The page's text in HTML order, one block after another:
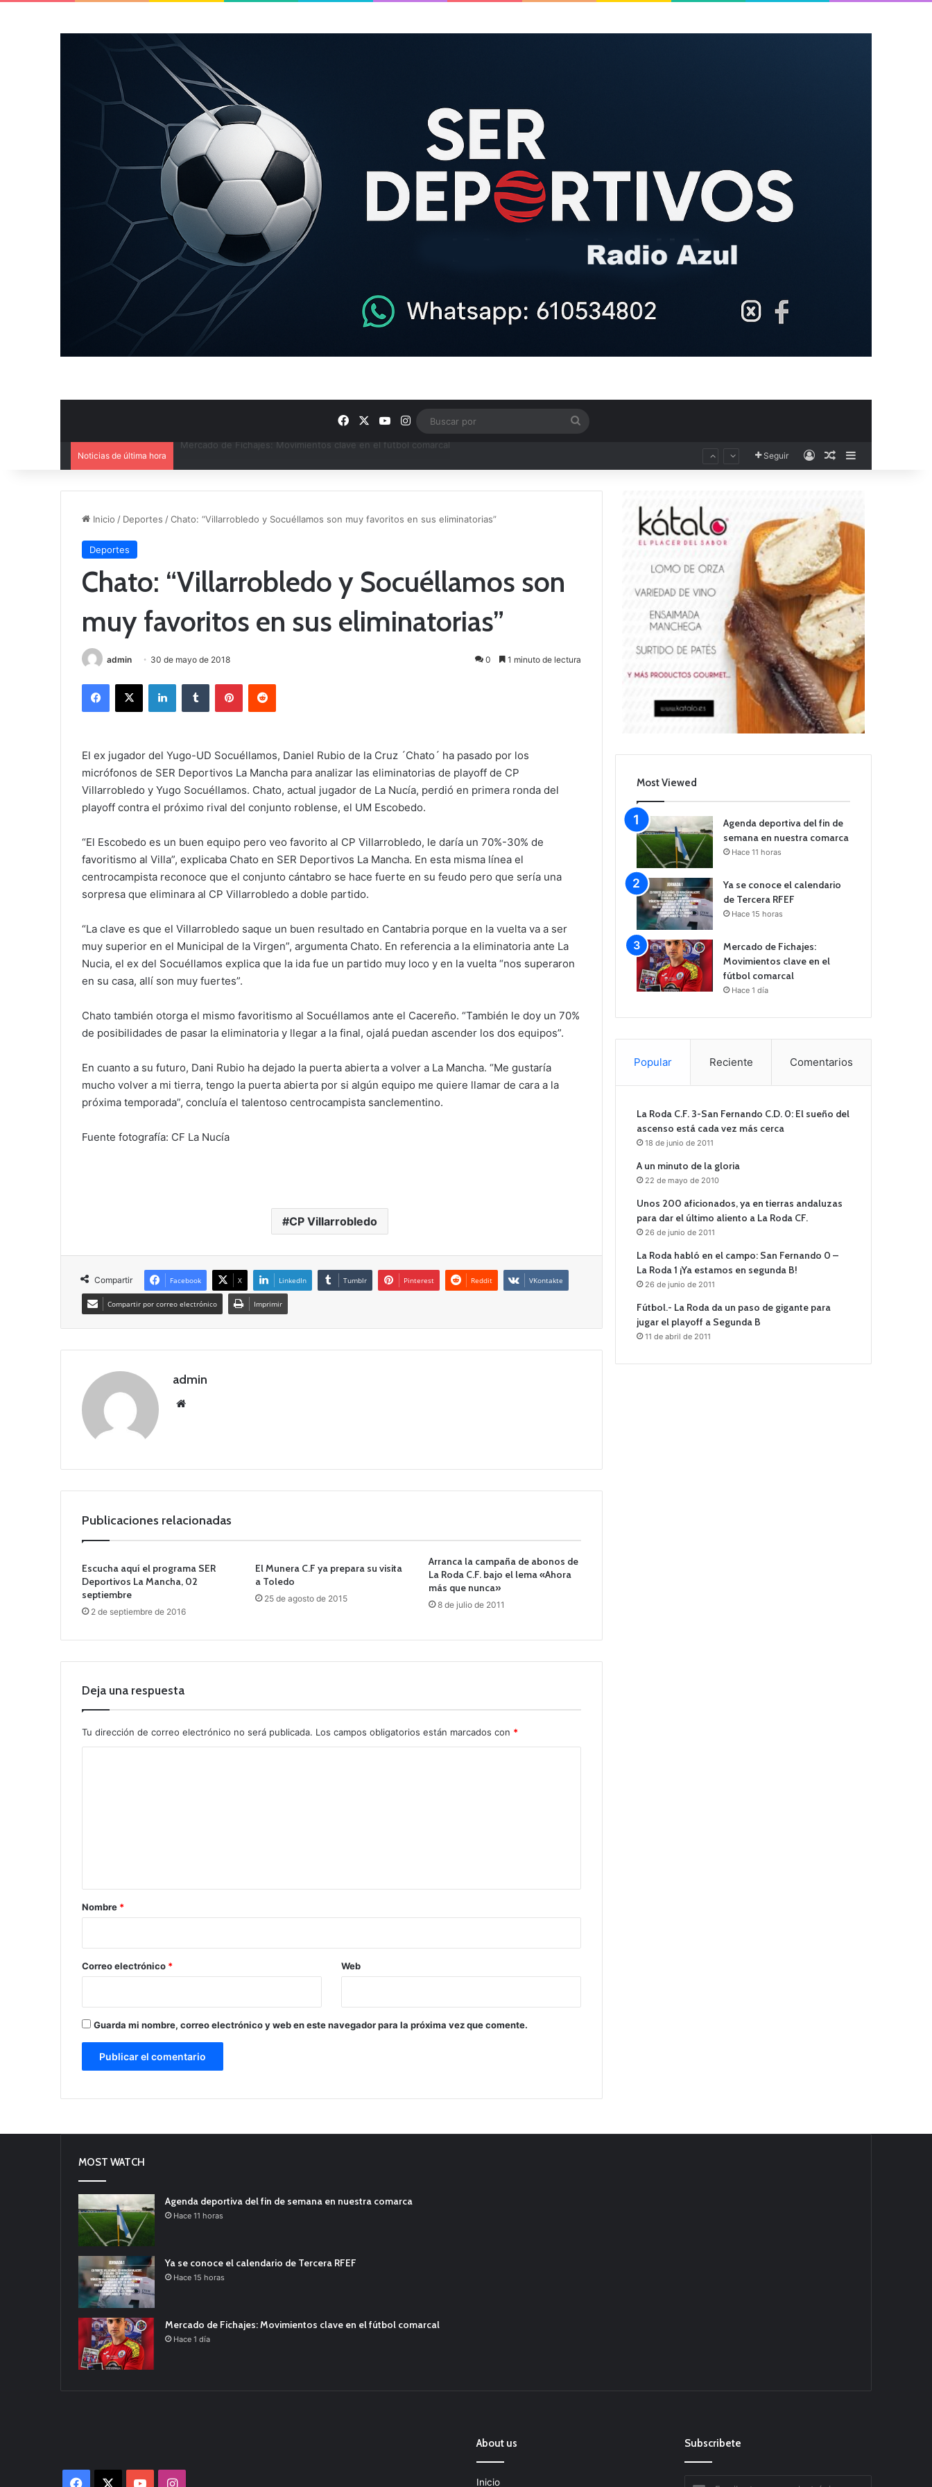
FacebookYouTube
Instagram
Noticias de última hora Seguir AccesoPublicación al
Inicio / Deportes /Chato: “Villarrobledo y Socuéllamos son muy favoritos en sus eliminatorias”
Deportes
Chato: “Villarrobledo y Socuéllamos son
muy favoritos en sus eliminatorias”
admin 30 de mayo de 2018 0 1 minuto de lectura
El ex jugador del Yugo-UD Socuéllamos, Daniel Rubio de la Cruz ´Chato´ ha pasado por los
micrófonos de SER Deportivos La Mancha para analizar las eliminatorias de playoff de CP
Villarrobledo y Yugo Socuéllamos. Chato, actual jugador de La Nucía, perdió en primera ronda del
playoff contra el próximo rival del conjunto roblense, el UM Escobedo.
“El Escobedo es un buen equipo pero veo favorito al CP Villarrobledo, le daría un 70%-30% de
favoritismo al Villa”, explicaba Chato en SER Deportivos La Mancha. En esta misma línea el
centrocampista reconoce que el conjunto cántabro se hace fuerte en su feudo pero que sería una
sorpresa que eliminara al CP Villarrobledo a doble partido.
“La clave es que el Villarrobledo saque un buen resultado en Cantabria porque en la vuelta va a ser
muy superior en el Municipal de la Virgen”, argumenta Chato. En referencia a la eliminatoria ante La
Nucia, el ex del Socuéllamos explica que la ida fue un partido muy loco y en la vuelta “nos superaron
en su casa, allí son muy fuertes”.
Chato también otorga el mismo favoritismo al Socuéllamos ante el Cacereño. “También le doy un 70%
de posibilidades de pasar la eliminatoria y llegar a la final, ojalá puedan ascender los dos equipos”.
En cuanto a su futuro, Dani Rubio ha dejado la puerta abierta a volver a La Mancha. “Me gustaría
mucho volver a mi tierra, tengo la puerta abierta por si algún equipo me quiere llamar de cara a la
próxima temporada”, concluía el talentoso centrocampista sanclementino.
Fuente fotografía: CF La Nucía
CP Villarrobledo
Compartir Facebook X LinkedIn Tumblr Pinterest Reddit VKontakte
Compartir por correo electrónico Imprimir
admin
Publicaciones relacionadas
Escucha aquí el programa SER
Deportivos La Mancha, 02
septiembre
2 de septiembre de 2016
El Munera C.F ya prepara su visita
a Toledo
25 de agosto de 2015
Arranca la campaña de abonos de
La Roda C.F. bajo el lema «Ahora
más que nunca»
8 de julio de 2011
Deja una respuesta
Tu dirección de correo electrónico no será publicada. Los campos obligatorios están marcados con *
r
*
Nombre *
Correo electrónico * Web
Guarda mi nombre, correo electrónico y web en este navegador para la próxima vez que comente.
Most Viewed
Agenda deportiva del fin de
semana en nuestra comarca
Hace 11 horas
Ya se conoce el calendario
de Tercera RFEF
Hace 15 horas
Mercado de Fichajes:
Movimientos clave en el
fútbol comarcal
Hace 1 día
Popular Reciente Comentarios
La Roda C.F. 3-San Fernando C.D. 0: El sueño del
ascenso está cada vez más cerca
18 de junio de 2011
A un minuto de la gloria
22 de mayo de 2010
Unos 200 aficionados, ya en tierras andaluzas
para dar el último aliento a La Roda CF.
26 de junio de 2011
La Roda habló en el campo: San Fernando 0 –
La Roda 1 ¡Ya estamos en segunda B!
26 de junio de 2011
Fútbol.- La Roda da un paso de gigante para
jugar el playoff a Segunda B
11 de abril de 2011
MOST WATCH
Agenda deportiva del fin de semana en nuestra comarca
Hace 11 horas
Ya se conoce el calendario de Tercera RFEF
Hace 15 horas
Mercado de Fichajes: Movimientos clave en el fútbol comarcal
Hace 1 día
Facebook YouTubeInstagram
About us
Inicio
Subscribete
Escribe